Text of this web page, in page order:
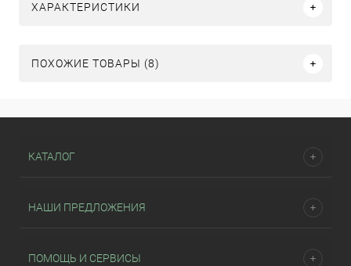
ХАРАКТЕРИСТИКИ
ПОХОЖИЕ ТОВАРЫ (8)
КАТАЛОГ
НАШИ ПРЕДЛОЖЕНИЯ
ПОМОЩЬ И СЕРВИСЫ